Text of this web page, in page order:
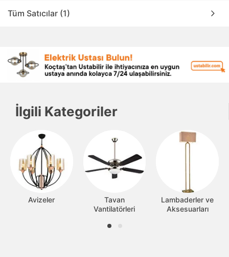
Tüm Satıcılar (1)
İlgili Kategoriler
Avizeler
Tavan
Vantilatörleri
Lambaderler ve
Aksesuarları